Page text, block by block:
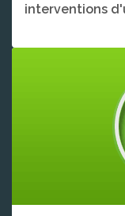
interventions